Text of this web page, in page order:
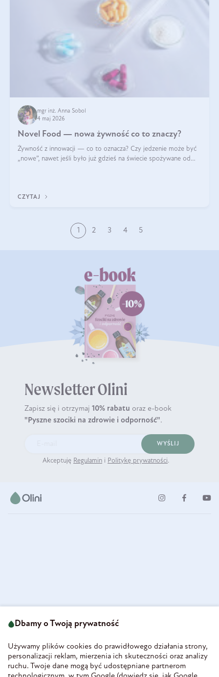
mgr inż. Anna Sobol
4 maj 2026
Novel Food — nowa żywność co to znaczy?
Żywność z innowacji — co to oznacza? Czy jedzenie może być
„nowe”, nawet jeśli było już gdzieś na świecie spożywane od
CZYTAJ
1 2 3 4 5
Newsletter Olini
Zapisz się i otrzymaj 10% rabatu oraz e-book
"Pyszne szociki na zdrowie i odporność".
WYŚLIJ
Akceptuję Regulamin i Politykę prywatności.
58-160 Świebodzice
REGON 890213034
INFORMACJE
Dbamy o Twoją prywatność
Używamy plików cookies do prawidłowego działania strony,
personalizacji reklam, mierzenia ich skuteczności oraz analizy
ruchu. Twoje dane mogą być udostępniane partnerom